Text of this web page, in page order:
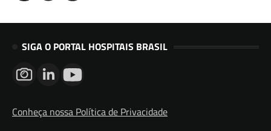
SIGA O PORTAL HOSPITAIS BRASIL
Conheça nossa Política de Privacidade